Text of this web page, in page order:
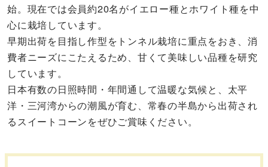
始。現在では会員約20名がイエロー種とホワイト種を中
心に栽培しています。
早期出荷を目指し作型をトンネル栽培に重点をおき、消
費者ニーズにこたえるため、甘くて美味しい品種を研究
しています。
日本有数の日照時間・年間通して温暖な気候と、太平
洋・三河湾からの潮風が育む、常春の半島から出荷され
るスイートコーンをぜひご賞味ください。